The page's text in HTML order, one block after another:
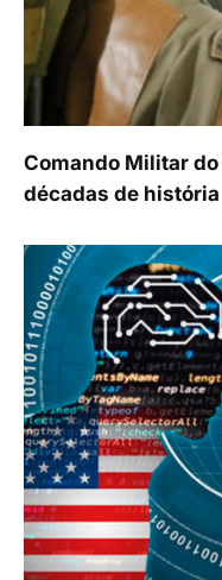
Comando Militar
décadas de história